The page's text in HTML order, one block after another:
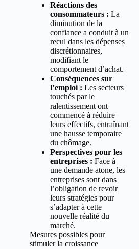
Réactions des
consommateurs : La
diminution de la
confiance a conduit à un
recul dans les dépenses
discrétionnaires,
modifiant le
comportement d’achat.
Conséquences sur
l’emploi : Les secteurs
touchés par le
ralentissement ont
commencé à réduire
leurs effectifs, entraînant
une hausse temporaire
du chômage.
Perspectives pour les
entreprises : Face à
une demande atone, les
entreprises sont dans
l’obligation de revoir
leurs stratégies pour
s’adapter à cette
nouvelle réalité du
marché.
Mesures possibles pour
stimuler la croissance